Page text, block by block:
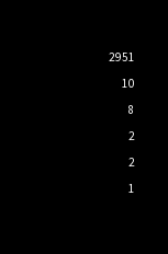
2951
10
8
2
2
1